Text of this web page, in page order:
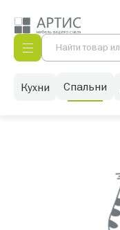
Кухни Спальни